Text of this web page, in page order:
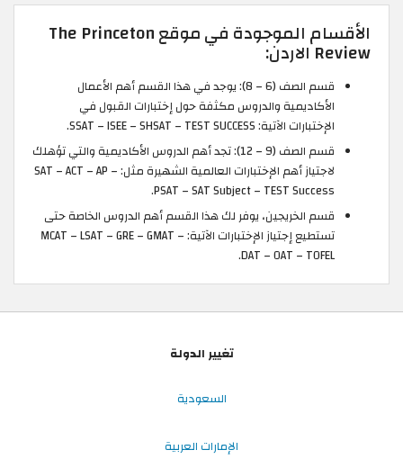
الأقسام الموجودة في موقع The Princeton
Review الاردن:
قسم الصف (6 – 8): يوجد في هذا القسم أهم الأعمال
الأكاديمية والدروس مكثفة حول إختبارات القبول في
الإختبارات الآتية: SSAT – ISEE – SHSAT – TEST SUCCESS.
قسم الصف (9 – 12): تجد أهم الدروس الأكاديمية والتي تؤهلك
لاجتياز أهم الإختبارات العالمية الشهيرة مثل: SAT – ACT – AP –
PSAT – SAT Subject – TEST Success.
قسم الخريجين، يوفر لك هذا القسم أهم الدروس الخاصة حتى
تستطيع إجتياز الإختبارات الآتية: MCAT – LSAT – GRE – GMAT –
DAT – OAT – TOFEL.
تغيير الدولة
السعودية
الإمارات العربية